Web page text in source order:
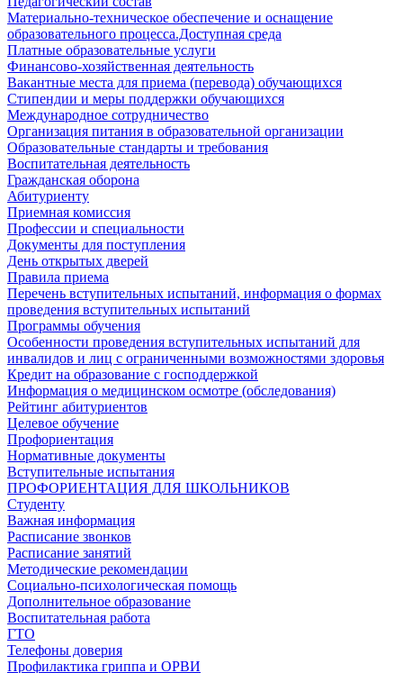
Материально-техническое обеспечение и оснащение
образовательного процесса.Доступная среда
Платные образовательные услуги
Финансово-хозяйственная деятельность
Вакантные места для приема (перевода) обучающихся
Стипендии и меры поддержки обучающихся
Международное сотрудничество
Организация питания в образовательной организации
Образовательные стандарты и требования
Воспитательная деятельность
Гражданская оборона
Абитуриенту
Приемная комиссия
Профессии и специальности
Документы для поступления
День открытых дверей
Правила приема
Перечень вступительных испытаний, информация о формах
проведения вступительных испытаний
Программы обучения
Особенности проведения вступительных испытаний для
инвалидов и лиц с ограниченными возможностями здоровья
Кредит на образование с господдержкой
Информация о медицинском осмотре (обследования)
Рейтинг абитуриентов
Целевое обучение
Профориентация
Нормативные документы
Вступительные испытания
ПРОФОРИЕНТАЦИЯ ДЛЯ ШКОЛЬНИКОВ
Студенту
Важная информация
Расписание звонков
Расписание занятий
Методические рекомендации
Социально-психологическая помощь
Дополнительное образование
Воспитательная работа
ГТО
Телефоны доверия
Профилактика гриппа и ОРВИ